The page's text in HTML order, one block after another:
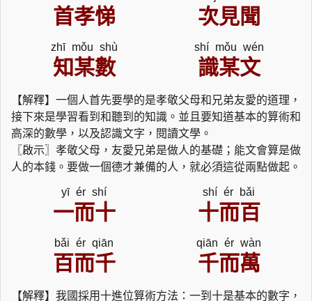
首孝悌 次見聞
zhī mǒu shù shí mǒu wén
知某數 識某文
【解釋】一個人首先要學的是孝敬父母和兄弟友愛的道理，
接下來是學習看到和聽到的知識。並且要知道基本的算術和
高深的數學，以及認識文字，閱讀文學。
〖啟示〗孝敬父母，友愛兄弟是做人的基礎；能文會算是做
人的本錢。要做一個德才兼備的人，就必須這從兩點做起。
yī ér shí shí ér bǎi
一而十 十而百
bǎi ér qiān qiān ér wàn
百而千 千而萬
【解釋】我國採用十進位算術方法：一到十是基本的數字，